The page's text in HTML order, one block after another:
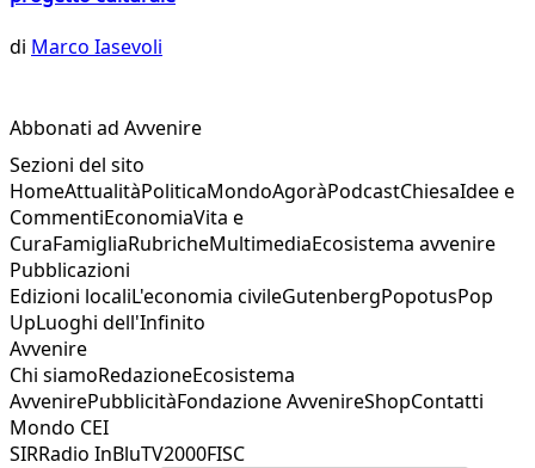
di Marco Iasevoli
Abbonati ad Avvenire
Sezioni del sito
HomeAttualitàPoliticaMondoAgoràPodcastChiesaIdee e
CommentiEconomiaVita e
CuraFamigliaRubricheMultimediaEcosistema avvenire
Pubblicazioni
Edizioni localiL'economia civileGutenbergPopotusPop
UpLuoghi dell'Infinito
Avvenire
Chi siamoRedazioneEcosistema
AvvenirePubblicitàFondazione AvvenireShopContatti
Mondo CEI
SIRRadio InBluTV2000FISC